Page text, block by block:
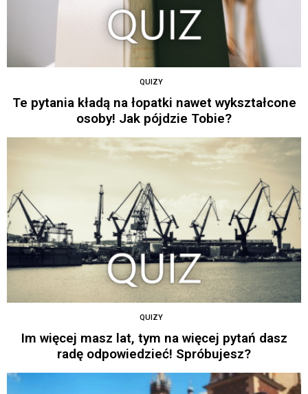
QUIZY
Te pytania kładą na łopatki nawet wykształcone
osoby! Jak pójdzie Tobie?
QUIZY
Im więcej masz lat, tym na więcej pytań dasz
radę odpowiedzieć! Spróbujesz?